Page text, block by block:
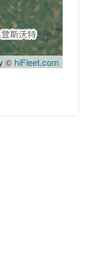
©hiFleet.com